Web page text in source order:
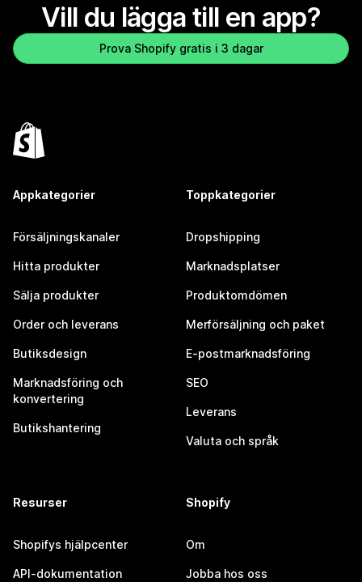
Vill du lägga till en app?
Prova Shopify gratis i 3 dagar
Appkategorier
Försäljningskanaler
Hitta produkter
Sälja produkter
Order och leverans
Butiksdesign
Marknadsföring och
konvertering
Butikshantering
Toppkategorier
Dropshipping
Marknadsplatser
Produktomdömen
Merförsäljning och paket
E-postmarknadsföring
SEO
Leverans
Valuta och språk
Resurser
Shopifys hjälpcenter
API-dokumentation
Shopify
Om
Jobba hos oss